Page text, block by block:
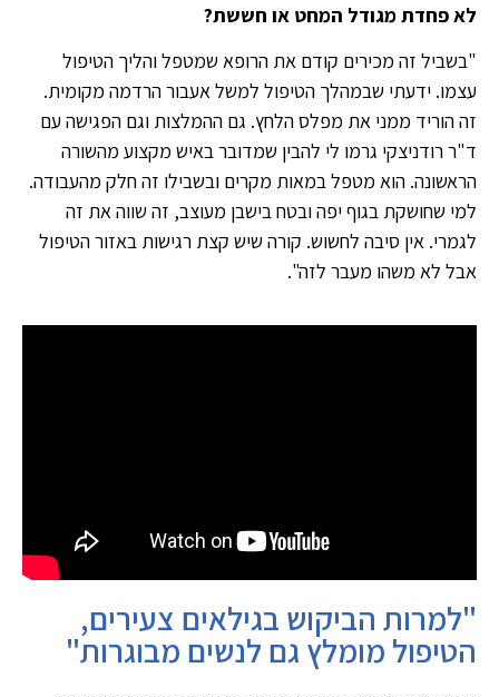
לא פחדת מגודל המחט או חששת?
"בשביל זה מכירים קודם את הרופא שמטפל והליך הטיפול
עצמו. ידעתי שבמהלך הטיפול למשל אעבור הרדמה מקומית.
זה הוריד ממני את מפלס הלחץ. גם ההמלצות וגם הפגישה עם
ד"ר רודניצקי גרמו לי להבין שמדובר באיש מקצוע מהשורה
הראשונה. הוא מטפל במאות מקרים ובשבילו זה חלק מהעבודה.
למי שחושקת בגוף יפה ובטח בישבן מעוצב, זה שווה את זה
לגמרי. אין סיבה לחשוש. קורה שיש קצת רגישות באזור הטיפול
אבל לא משהו מעבר לזה".
"למרות הביקוש בגילאים צעירים,
הטיפול מומלץ גם לנשים מבוגרות"